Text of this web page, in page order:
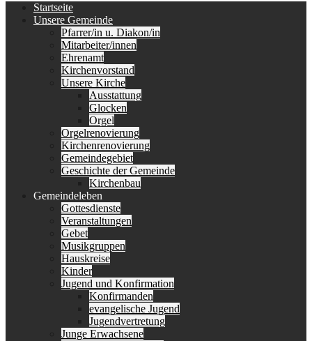
Erstes
Menü
Startseite
Unsere Gemeinde
Pfarrer/in u. Diakon/in
Mitarbeiter/innen
Ehrenamt
Kirchenvorstand
Unsere Kirche
Ausstattung
Glocken
Orgel
Orgelrenovierung
Kirchenrenovierung
Gemeindegebiet
Geschichte der Gemeinde
Kirchenbau
Gemeindeleben
Gottesdienste
Veranstaltungen
Gebet
Musikgruppen
Hauskreise
Kinder
Jugend und Konfirmation
Konfirmanden
evangelische Jugend
Jugendvertretung
Junge Erwachsene